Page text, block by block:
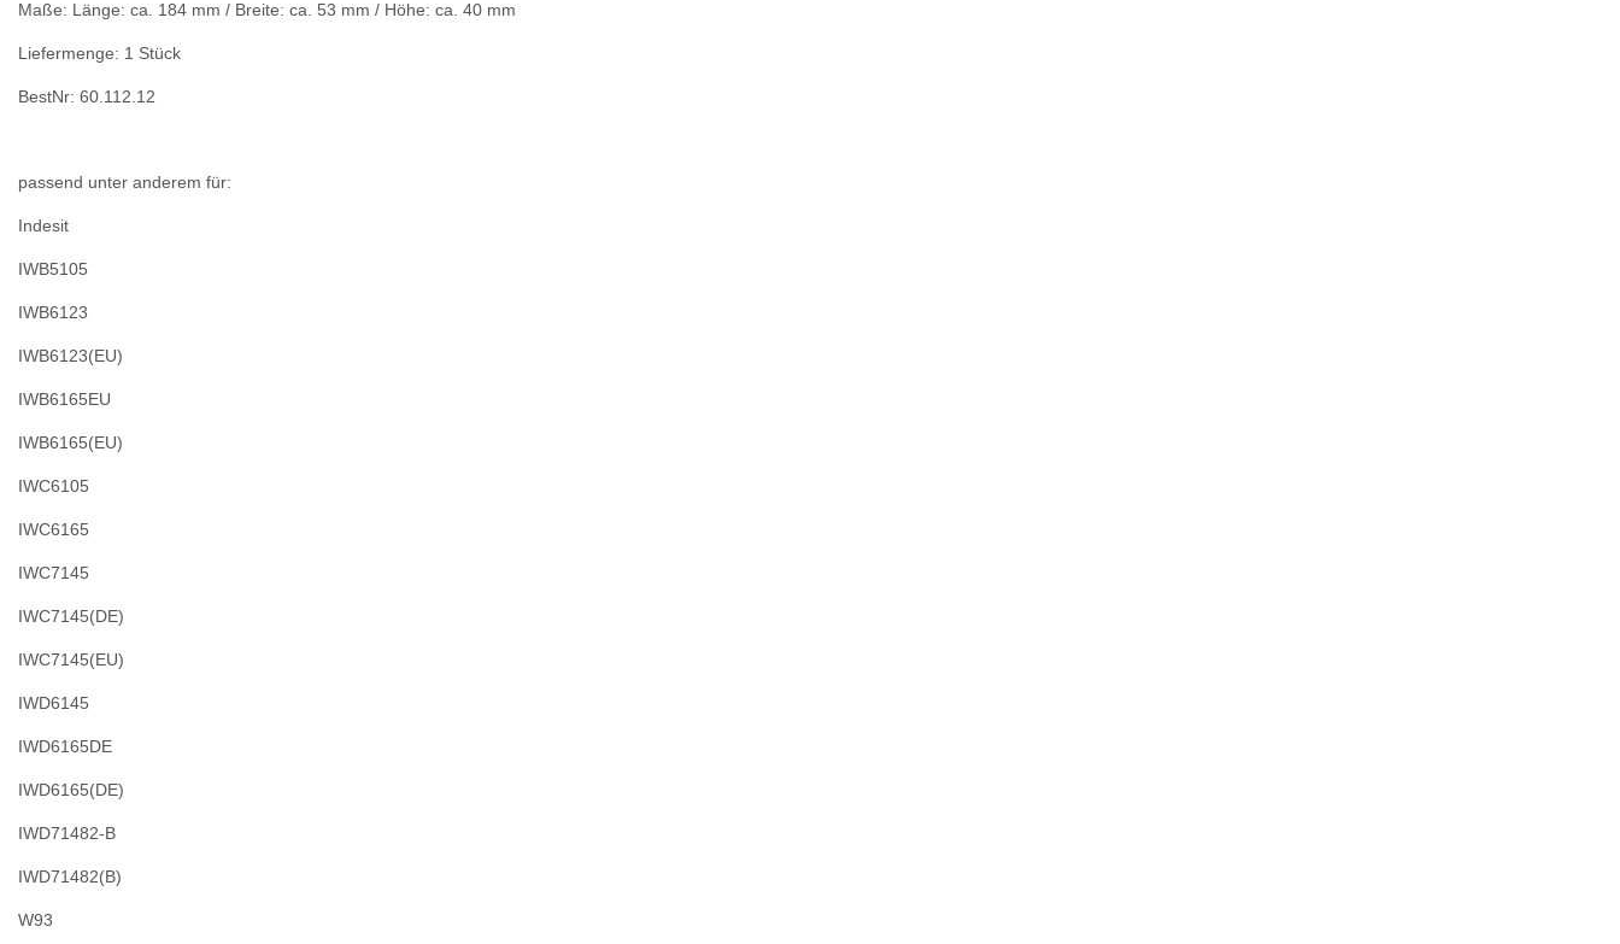
Maße: Länge: ca. 184 mm / Breite: ca. 53 mm / Höhe: ca. 40 mm
Liefermenge: 1 Stück
BestNr: 60.112.12
passend unter anderem für:
Indesit
IWB5105
IWB6123
IWB6123(EU)
IWB6165EU
IWB6165(EU)
IWC6105
IWC6165
IWC7145
IWC7145(DE)
IWC7145(EU)
IWD6145
IWD6165DE
IWD6165(DE)
IWD71482-B
IWD71482(B)
W93